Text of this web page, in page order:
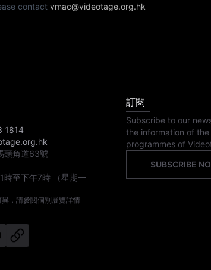
contact vmac@videotage.org.hk
1814
頭角道63號
時至下午7時
（星期一
，請參閱個別展覽詳情
訂閱
Subscribe to our
the information of
programmes of
SUBSCRIBE